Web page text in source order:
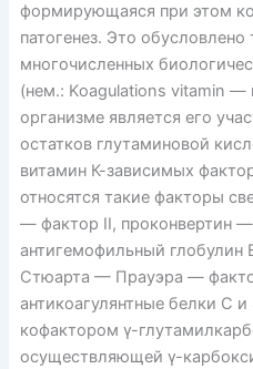
формирующаяся при этом
патогенез. Это
многочисленных
(нем.: Koagulations vitamin —
организме является его
остатков глутаминовой
витамин К-зависимых
относятся такие факторы
— фактор II, проконвертин
антигемофильный глобулин
Стюарта — Прауэра —
антикоагулянтные белки С
кофактором γ-
осуществляющей γ-